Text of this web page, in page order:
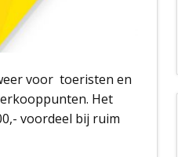
voor toeristen en
Het
voordeel bij ruim